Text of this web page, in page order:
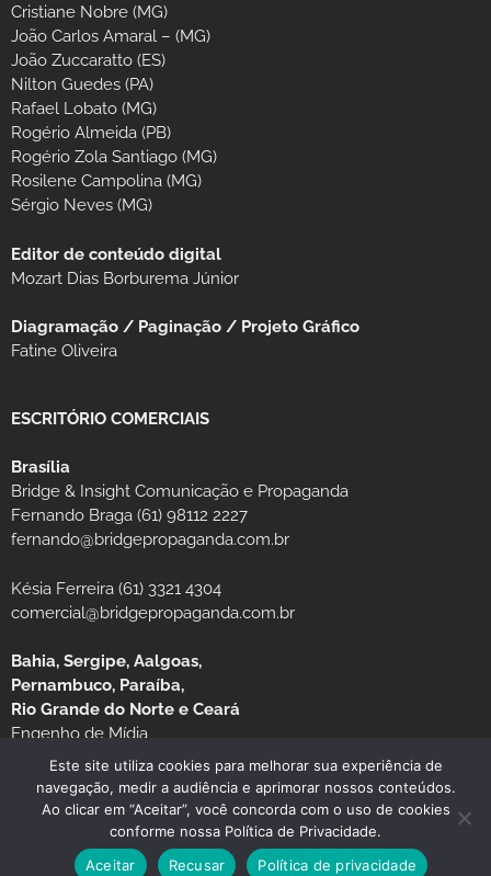
Cristiane Nobre (MG)
João Carlos Amaral – (MG)
João Zuccaratto (ES)
Nilton Guedes (PA)
Rafael Lobato (MG)
Rogério Almeida (PB)
Rogério Zola Santiago (MG)
Rosilene Campolina (MG)
Sérgio Neves (MG)
Editor de conteúdo digital
Mozart Dias Borburema Júnior
Diagramação / Paginação / Projeto Gráfico
Fatine Oliveira
ESCRITÓRIO COMERCIAIS
Brasília
Bridge & Insight Comunicação e Propaganda
Fernando Braga (61) 98112 2227
fernando@bridgepropaganda.com.br
Késia Ferreira (61) 3321 4304
comercial@bridgepropaganda.com.br
Bahia, Sergipe, Aalgoas,
Pernambuco, Paraíba,
Rio Grande do Norte e Ceará
Engenho de Mídia
Luciano Moura (81) 99939-0235 / (81) 3126-8181
© Copyright 2026 JORNAL MG TURISMO
Este site utiliza cookies para melhorar sua experiência de
navegação, medir a audiência e aprimorar nossos conteúdos.
Ao clicar em “Aceitar”, você concorda com o uso de cookies
conforme nossa Política de Privacidade.
Aceitar
Recusar Política de privacidade